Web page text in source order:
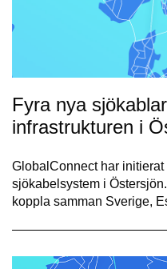
Fyra nya
infrastrukturen i
GlobalConnect har initierat
sjökabelsystem i
koppla samman Sverige,